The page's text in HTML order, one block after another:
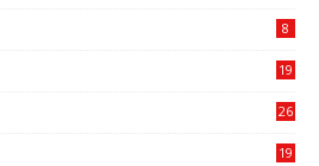
8
19
26
19